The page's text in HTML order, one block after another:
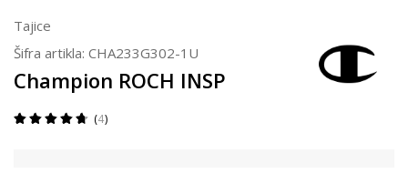
Tajice
Šifra artikla: CHA233G302-1U
Champion ROCH INSP
4